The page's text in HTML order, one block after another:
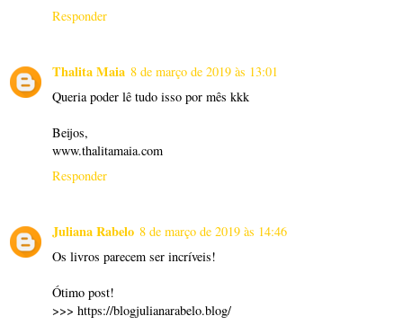
Responder
Thalita Maia 8 de março de 2019 às 13:01
Queria poder lê tudo isso por mês kkk
Beijos,
www.thalitamaia.com
Responder
Juliana Rabelo 8 de março de 2019 às 14:46
Os livros parecem ser incríveis!
Ótimo post!
>>> https://blogjulianarabelo.blog/